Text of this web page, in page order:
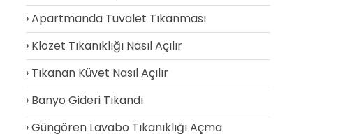
Apartmanda Tuvalet Tıkanması
Klozet Tıkanıklığı Nasıl Açılır
Tıkanan Küvet Nasıl Açılır
Banyo Gideri Tıkandı
Güngören Lavabo Tıkanıklığı Açma